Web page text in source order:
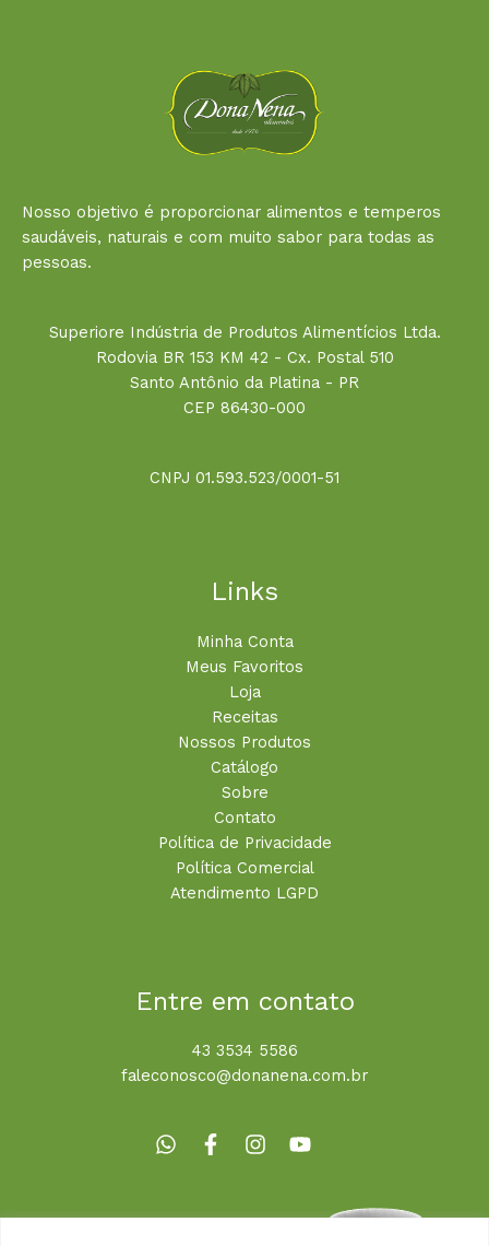
Nosso objetivo é proporcionar alimentos e temperos
saudáveis, naturais e com muito sabor para todas as
pessoas.
Superiore Indústria de Produtos Alimentícios Ltda.
Rodovia BR 153 KM 42 - Cx. Postal 510
Santo Antônio da Platina - PR
CEP 86430-000
CNPJ 01.593.523/0001-51
Links
Minha Conta
Meus Favoritos
Loja
Receitas
Nossos Produtos
Catálogo
Sobre
Contato
Política de Privacidade
Política Comercial
Atendimento LGPD
Entre em contato
43 3534 5586
faleconosco@donanena.com.br